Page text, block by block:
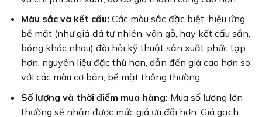
Màu sắc và kết cấu: Các màu sắc đặc biệt, hiệu ứng
bề mặt (như giả đá tự nhiên, vân gỗ, hay kết cấu sần,
bóng khác nhau) đòi hỏi kỹ thuật sản xuất phức tạp
hơn, nguyên liệu đặc thù hơn, dẫn đến giá cao hơn so
với các màu cơ bản, bề mặt thông thường.
Số lượng và thời điểm mua hàng: Mua số lượng lớn
thường sẽ nhận được mức giá ưu đãi hơn. Giá gạch